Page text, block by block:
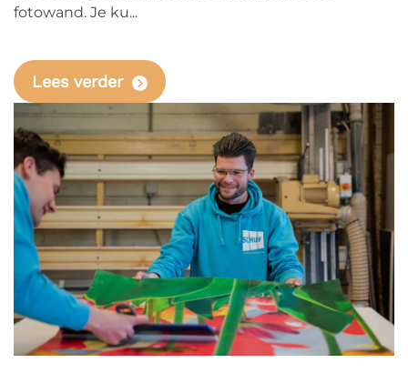
fotowand. Je ku...
Lees verder